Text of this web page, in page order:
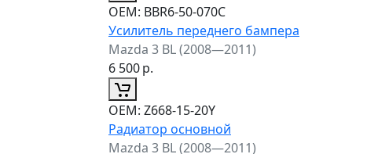
ОЕМ: BBR6-50-070C
Усилитель переднего бампера
Mazda 3 BL (2008—2011)
6 500р.
ОЕМ: Z668-15-20Y
Радиатор основной
Mazda 3 BL (2008—2011)